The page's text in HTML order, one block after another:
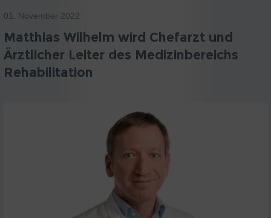
01. November 2022
Matthias Wilhelm wird Chefarzt und
Ärztlicher Leiter des Medizinbereichs
Rehabilitation